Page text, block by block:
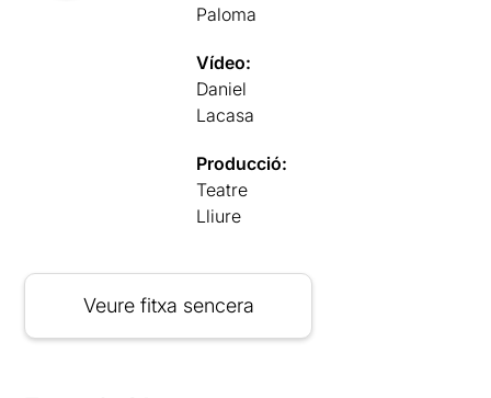
Paloma
Vídeo:
Daniel
Lacasa
Producció:
Teatre
Lliure
Veure fitxa sencera